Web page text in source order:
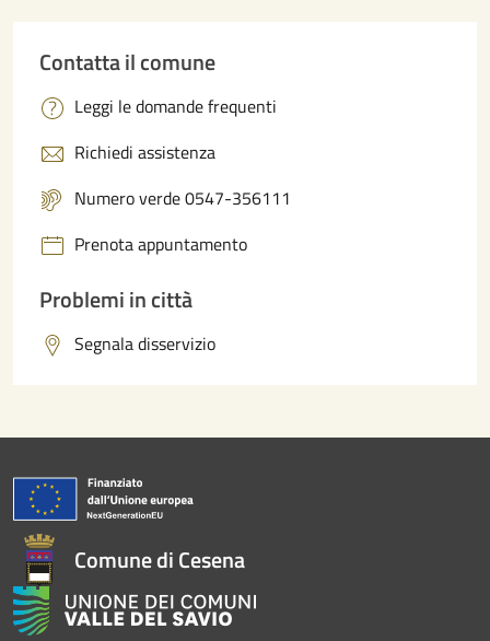
Contatta il comune
Leggi le domande frequenti
Richiedi assistenza
Numero verde 0547-356111
Prenota appuntamento
Problemi in città
Segnala disservizio
Comune di Cesena